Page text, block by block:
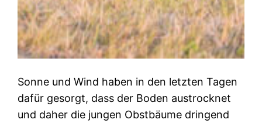
Sonne und Wind haben in den letzten Tagen
dafür gesorgt, dass der Boden austrocknet
und daher die jungen Obstbäume dringend